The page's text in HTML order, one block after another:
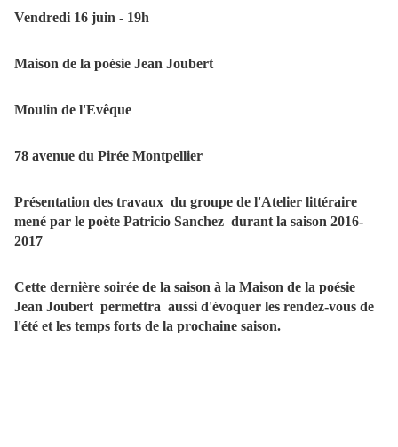
Vendredi 16 juin - 19h
Maison de la poésie Jean Joubert
Moulin de l'Evêque
78 avenue du Pirée Montpellier
Présentation des travaux du groupe de l'Atelier littéraire
mené par le poète Patricio Sanchez durant la saison 2016-
2017
Cette dernière soirée de la saison à la Maison de la poésie
Jean Joubert permettra aussi d'évoquer les rendez-vous de
l'été et les temps forts de la prochaine saison.